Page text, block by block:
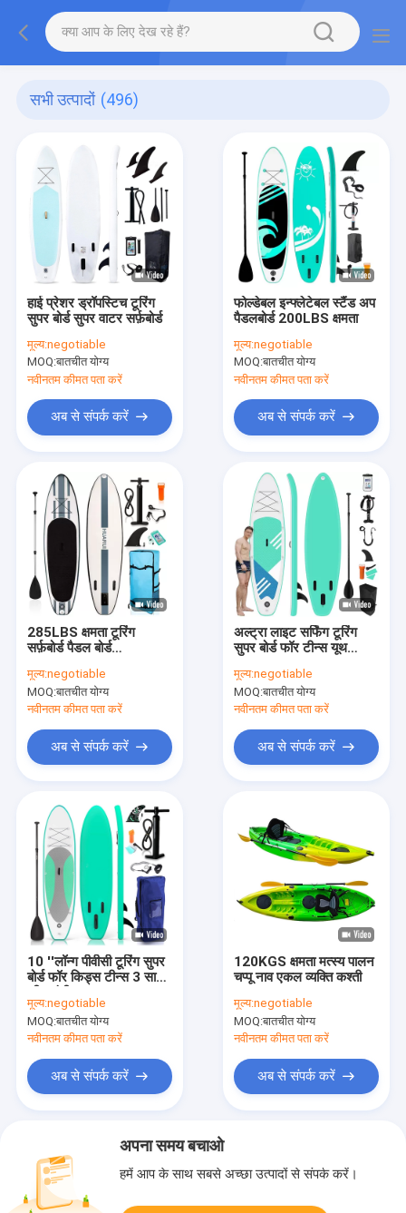
सभी उत्पादों (496)
हाई प्रेशर ड्रॉपस्टिच टूरिंग
सुपर बोर्ड सुपर वाटर सर्फ़बोर्ड
मूल्य:negotiable
MOQ:बातचीत योग्य
नवीनतम कीमत पता करें
अब से संपर्क करें
फोल्डेबल इन्फ्लेटेबल स्टैंड अप
पैडलबोर्ड 200LBS क्षमता
मूल्य:negotiable
MOQ:बातचीत योग्य
नवीनतम कीमत पता करें
अब से संपर्क करें
285LBS क्षमता टूरिंग
सर्फ़बोर्ड पैडल बोर्ड
मूल्य:negotiable
MOQ:बातचीत योग्य
नवीनतम कीमत पता करें
अब से संपर्क करें
अल्ट्रा लाइट सर्फिंग टूरिंग
सुपर बोर्ड फॉर टीन्स यूथ
मूल्य:negotiable
MOQ:बातचीत योग्य
नवीनतम कीमत पता करें
अब से संपर्क करें
10 ''लॉन्ग पीवीसी टूरिंग सुपर
बोर्ड फॉर किड्स टीन्स 3 साल
मूल्य:negotiable
MOQ:बातचीत योग्य
नवीनतम कीमत पता करें
अब से संपर्क करें
120KGS क्षमता मत्स्य पालन
चप्पू नाव एकल व्यक्ति कश्ती
मूल्य:negotiable
MOQ:बातचीत योग्य
नवीनतम कीमत पता करें
अब से संपर्क करें
अपना समय बचाओ
हमें आप के साथ सबसे अच्छा उत्पादों से संपर्क करें।